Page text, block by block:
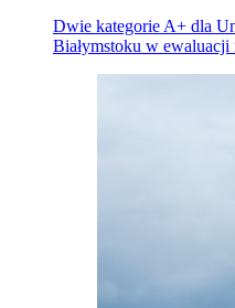
Dwie kategorie A+ dla
Białymstoku w ewaluacji